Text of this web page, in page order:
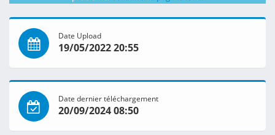
Date Upload
19/05/2022 20:55
Date dernier téléchargement
20/09/2024 08:50